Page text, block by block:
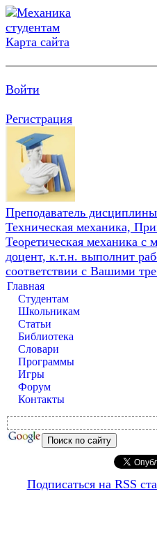
Карта сайта
Войти
Регистрация
Преподаватель
Техническая механика,
Теоретическая механика с
доцент, к.т.н. выполнит
соответствии с Вашими
Главная
Студентам
Школьникам
Статьи
Библиотека
Словари
Программы
Игры
Форум
Контакты
Подписаться на RSS